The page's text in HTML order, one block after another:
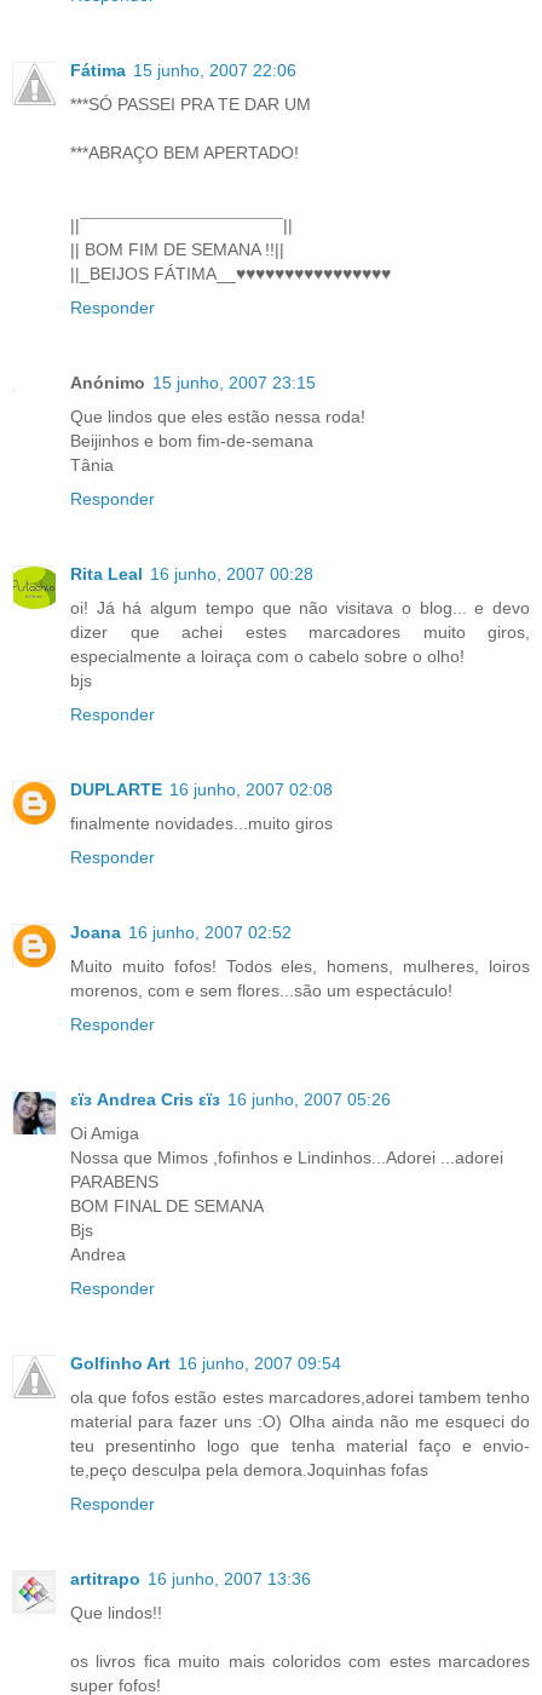
Fátima 15 junho, 2007 22:06
***SÓ PASSEI PRA TE DAR UM
***ABRAÇO BEM APERTADO!
||¯¯¯¯¯¯¯¯¯¯¯¯¯¯¯¯¯¯¯¯¯||
|| BOM FIM DE SEMANA !!||
||_BEIJOS FÁTIMA__♥♥♥♥♥♥♥♥♥♥♥♥♥♥♥♥
Responder
Anónimo 15 junho, 2007 23:15
Que lindos que eles estão nessa roda!
Beijinhos e bom fim-de-semana
Tânia
Responder
Rita Leal 16 junho, 2007 00:28
oi! Já há algum tempo que não visitava o blog... e devo
dizer que achei estes marcadores muito giros,
especialmente a loiraça com o cabelo sobre o olho!
bjs
Responder
DUPLARTE 16 junho, 2007 02:08
finalmente novidades...muito giros
Responder
Joana 16 junho, 2007 02:52
Muito muito fofos! Todos eles, homens, mulheres, loiros
morenos, com e sem flores...são um espectáculo!
Responder
εïз Andrea Cris εïз 16 junho, 2007 05:26
Oi Amiga
Nossa que Mimos ,fofinhos e Lindinhos...Adorei ...adorei
PARABENS
BOM FINAL DE SEMANA
Bjs
Andrea
Responder
Golfinho Art 16 junho, 2007 09:54
ola que fofos estão estes marcadores,adorei tambem tenho
material para fazer uns :O) Olha ainda não me esqueci do
teu presentinho logo que tenha material faço e envio-
te,peço desculpa pela demora.Joquinhas fofas
Responder
artitrapo 16 junho, 2007 13:36
Que lindos!!
os livros fica muito mais coloridos com estes marcadores
super fofos!